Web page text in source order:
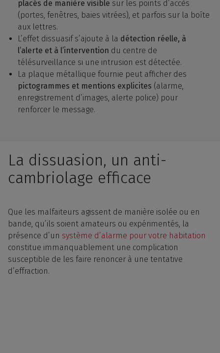
placés de manière visible sur les points d’accès
(portes, fenêtres, baies vitrées), et parfois sur la boîte
aux lettres.
L’effet dissuasif s’ajoute à la détection réelle, à
l’alerte et à l’intervention du centre de
télésurveillance si une intrusion est détectée.
La plaque métallique fournie peut afficher des
pictogrammes et mentions explicites (alarme,
enregistrement d’images, alerte police) pour
renforcer le message.
La dissuasion, un anti-
cambriolage efficace
Que les malfaiteurs agissent de manière isolée ou en
bande, qu’ils soient amateurs ou expérimentés, la
présence d’un système d’alarme pour votre habitation
constitue immanquablement une complication
susceptible de les faire renoncer à une tentative
d’effraction.